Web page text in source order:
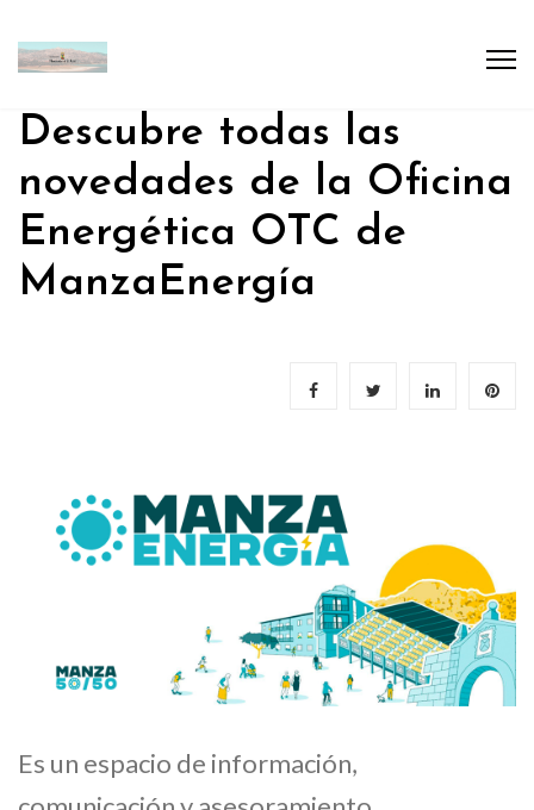
Descubre todas las
novedades de la Oficina
Energética OTC de
ManzaEnergía
Es un espacio de información,